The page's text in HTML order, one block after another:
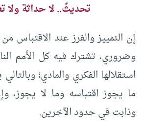
تحديثٌ.. لا حداثة ولا
إن التمييز والفرز عند الاقتباس
وضروري، تشترك فيه كل الأمم
استقلالها الفكري والمادي؛
ما يجوز اقتباسه وما لا يجوز،
وذابت في حدود الآخرين.